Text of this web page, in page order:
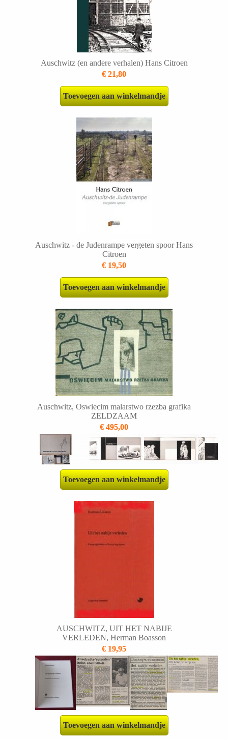
Auschwitz (en andere verhalen) Hans Citroen
€ 21,80
Toevoegen aan winkelmandje
Auschwitz - de Judenrampe vergeten spoor Hans
Citroen
€ 19,50
Toevoegen aan winkelmandje
Auschwitz, Oswiecim malarstwo rzezba grafika
ZELDZAAM
€ 495,00
Toevoegen aan winkelmandje
AUSCHWITZ, UIT HET NABIJE
VERLEDEN, Herman Boasson
€ 19,95
Toevoegen aan winkelmandje